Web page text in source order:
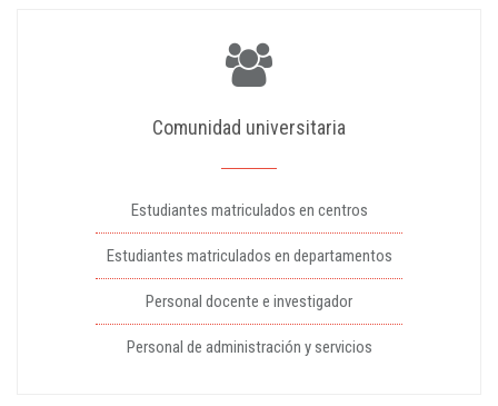
Comunidad universitaria
Estudiantes matriculados en centros
Estudiantes matriculados en departamentos
Personal docente e investigador
Personal de administración y servicios